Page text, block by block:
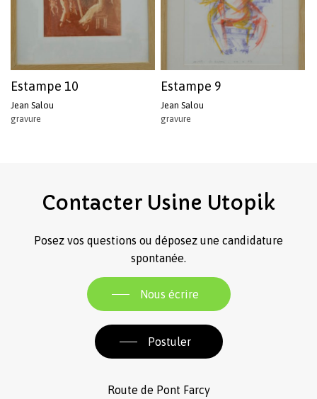
Estampe 10
Jean Salou
gravure
Estampe 9
Jean Salou
gravure
Contacter Usine Utopik
Posez vos questions ou déposez une candidature
spontanée.
Nous écrire
Postuler
Route de Pont Farcy